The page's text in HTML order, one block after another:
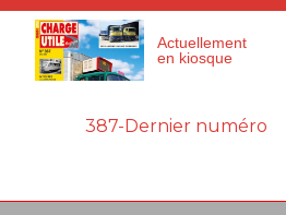
Actuellement
en kiosque
387-Dernier numéro
Panneau de gestion des cookies